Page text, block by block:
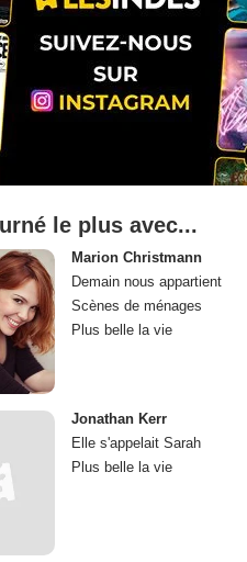
le plus avec...
Marion Christmann
Demain nous appartient
Scènes de ménages
Plus belle la vie
Jonathan Kerr
Elle s'appelait Sarah
Plus belle la vie